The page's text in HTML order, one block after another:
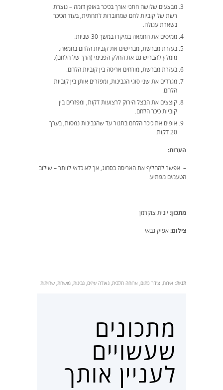
מבצעים שלושה חתכי אורך בכיכר באופן דומה – נוצרת
רשת של קוביות לחם שמחוברות לתחתית, בעוד הכיכר
נשארת עגולה.
ממיסים את החמאה במיקרו במשך 30 שניות.
בעזרת מברשת, מברישים את קוביות הלחם בחמאה.
מומלץ להבריש גם את החלק הפנימי (הרך של הלחם).
בעזרת מברשת, מורחים אריסה בין קוביות הלחם.
מגרדים את שני סוגי הגבינות, ומפזרים אותן בין קוביות
הלחם.
קוצצים את הבצל הירוק לרצועות דקות, ומפזרים בין
קוביות כיכר הלחם.
אופים את כיכר הלחם בתנור עד שהגבינות נמסות, בערך
20 דקות.
הערות:
– אפשר להחליף את האריסה בסחוג, אך לא כדאי לוותר – שילוב
הטעמים מפתיע.
מתכון: יונית צוקרמן
צילום: אפיק גבאי
תגיות: אירוח, צ'דר כתום, ארוחה חלבית, גאודה עיזים, גבינות, מושחת, שחיתות
מתכונים
שעשויים
לעניין אותך